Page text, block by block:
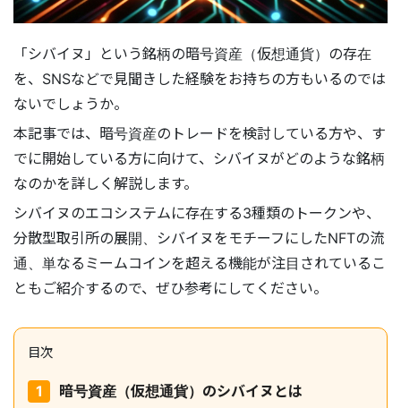
「シバイヌ」という銘柄の暗号資産（仮想通貨）の存在
を、SNSなどで見聞きした経験をお持ちの方もいるのでは
ないでしょうか。
本記事では、暗号資産のトレードを検討している方や、す
でに開始している方に向けて、シバイヌがどのような銘柄
なのかを詳しく解説します。
シバイヌのエコシステムに存在する3種類のトークンや、
分散型取引所の展開、シバイヌをモチーフにしたNFTの流
通、単なるミームコインを超える機能が注目されているこ
ともご紹介するので、ぜひ参考にしてください。
目次
暗号資産（仮想通貨）のシバイヌとは